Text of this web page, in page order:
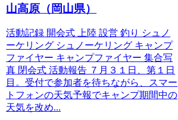
山高原（岡山県）
活動記録 開会式 上陸 設営 釣り シュノ
ーケリング シュノーケリング キャンプ
ファイヤー キャンプファイヤー 集合写
真 閉会式 活動報告 ７月３１日、第１日
目。受付で参加者を待ちながら、スマー
トフォンの天気予報でキャンプ期間中の
天気を改め...